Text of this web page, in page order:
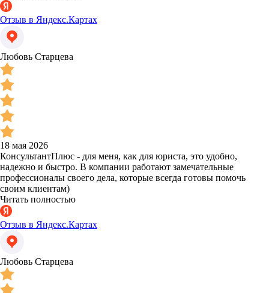
Отзыв в Яндекс.Картах
Любовь Старцева
18 мая 2026
КонсультантПлюс - для меня, как для юриста, это удобно,
надежно и быстро. В компании работают замечательные
профессионалы своего дела, которые всегда готовы помочь
своим клиентам)
Читать полностью
Отзыв в Яндекс.Картах
Любовь Старцева